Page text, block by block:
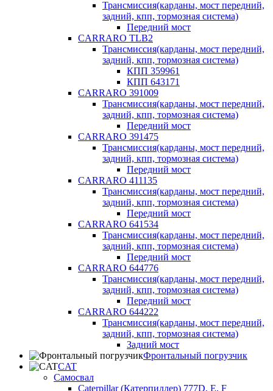
Трансмиссия(карданы, мост передний,
задний, кпп, тормозная система)
Передний мост
CARRARO TLB2
Трансмиссия(карданы, мост передний,
задний, кпп, тормозная система)
КПП 359961
КПП 643171
CARRARO 391009
Трансмиссия(карданы, мост передний,
задний, кпп, тормозная система)
Передний мост
CARRARO 391475
Трансмиссия(карданы, мост передний,
задний, кпп, тормозная система)
Передний мост
CARRARO 411135
Трансмиссия(карданы, мост передний,
задний, кпп, тормозная система)
Передний мост
CARRARO 641534
Трансмиссия(карданы, мост передний,
задний, кпп, тормозная система)
Передний мост
CARRARO 644776
Трансмиссия(карданы, мост передний,
задний, кпп, тормозная система)
Передний мост
CARRARO 644222
Трансмиссия(карданы, мост передний,
задний, кпп, тормозная система)
Задний мост
Фронтальный погрузчик
CAT
Самосвал
Caterpillar (Катерпиллер) 777D, E, F